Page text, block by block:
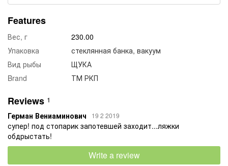
Features
Вес, г
230.00
Упаковка
стеклянная банка, вакуум
Вид рыбы
ЩУКА
Brand
ТМ РКП
Reviews 1
Герман Вениаминович 19 2 2019
супер! под стопарик запотевшей заходит...ляжки
обдрыстать!
Write a review